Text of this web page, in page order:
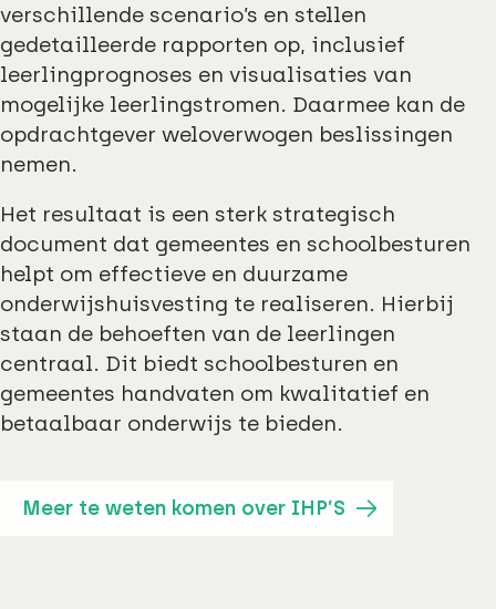
verschillende scenario’s en stellen
gedetailleerde rapporten op, inclusief
leerlingprognoses en visualisaties van
mogelijke leerlingstromen. Daarmee kan de
opdrachtgever weloverwogen beslissingen
nemen.
Het resultaat is een sterk strategisch
document dat gemeentes en schoolbesturen
helpt om effectieve en duurzame
onderwijshuisvesting te realiseren. Hierbij
staan de behoeften van de leerlingen
centraal. Dit biedt schoolbesturen en
gemeentes handvaten om kwalitatief en
betaalbaar onderwijs te bieden.
Meer te weten komen over IHP’S